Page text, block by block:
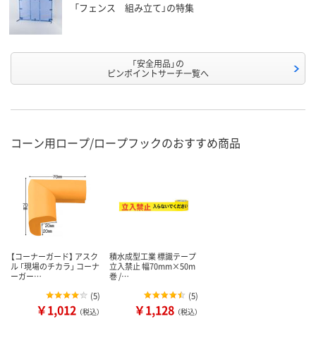
「フェンス 組み立て」の特集
「安全用品」の
ピンポイントサーチ一覧へ
コーン用ロープ/ロープフックのおすすめ商品
【コーナーガード】 アスク
ル 「現場のチカラ」 コーナ
ーガー…
(5)
￥1,012 （税込）
積水成型工業 標識テープ
立入禁止 幅70mm×50m
巻 /…
(5)
￥1,128 （税込）